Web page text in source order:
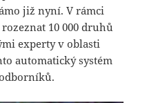
již nyní. V rámci
10 000 druhů
experty v oblasti
automatický systém